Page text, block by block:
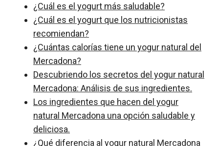
¿Cuál es el yogurt más saludable?
¿Cuál es el yogurt que los nutricionistas
recomiendan?
¿Cuántas calorías tiene un yogur natural del
Mercadona?
Descubriendo los secretos del yogur natural
Mercadona: Análisis de sus ingredientes.
Los ingredientes que hacen del yogur
natural Mercadona una opción saludable y
deliciosa.
¿Qué diferencia al yogur natural Mercadona